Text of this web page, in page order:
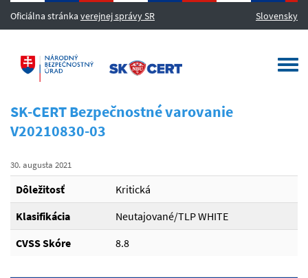
Oficiálna stránka verejnej správy SR Slovensky
SK-CERT Bezpečnostné varovanie
V20210830-03
30. augusta 2021
Dôležitosť
Kritická
Klasifikácia
Neutajované/TLP WHITE
CVSS Skóre
8.8